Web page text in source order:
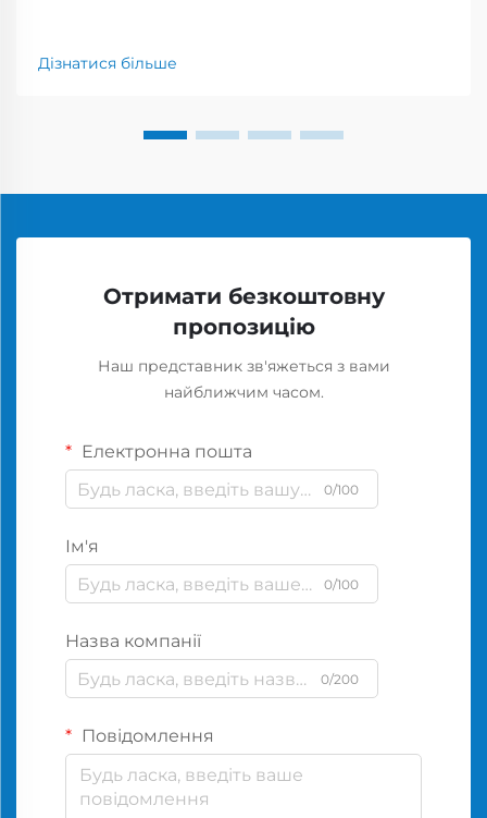
Дізнатися більше
Отримати безкоштовну
пропозицію
Наш представник зв'яжеться з вами
найближчим часом.
Електронна пошта
0/100
Ім'я
0/100
Назва компанії
0/200
Повідомлення